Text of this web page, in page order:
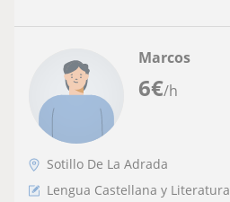
6€/h
Marcos
Sotillo De La Adrada
Lengua Castellana y Literatura